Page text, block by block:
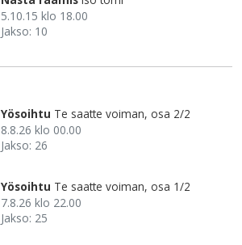
5.10.15 klo 18.00
Jakso: 10
Yösoihtu Te saatte voiman, osa 2/2
8.8.26 klo 00.00
Jakso: 26
Yösoihtu Te saatte voiman, osa 1/2
7.8.26 klo 22.00
Jakso: 25